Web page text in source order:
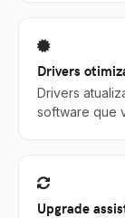
Drivers
Drivers
software que
Upgrade